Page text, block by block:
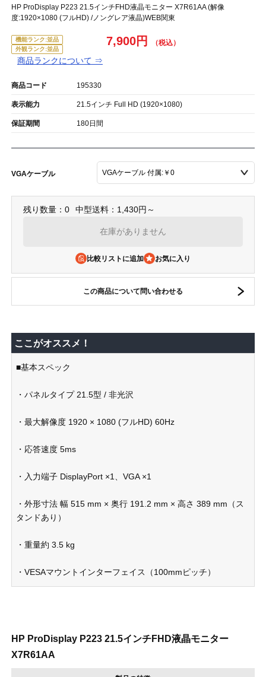
HP ProDisplay P223 21.5インチFHD液晶モニター X7R61AA (解像
度:1920×1080 (フルHD) /ノングレア液晶)WEB関東
機能ランク:並品
外観ランク:並品
商品ランクについて ⇒
7,900円
商品コード 195330
表示能力 21.5インチ Full HD (1920×1080)
保証期間 180日間
VGAケーブル
残り数量：0 中型送料：1,430円～
在庫がありません
比較リストに追加
この商品について問い合わせる
ここがオススメ！
■基本スペック
・パネルタイプ 21.5型 / 非光沢
・最大解像度 1920 × 1080 (フルHD) 60Hz
・応答速度 5ms
・入力端子 DisplayPort ×1、VGA ×1
・外形寸法 幅 515 mm × 奥行 191.2 mm × 高さ 389 mm（ス
タンドあり）
・重量約 3.5 kg
・VESAマウントインターフェイス（100mmピッチ）
HP ProDisplay P223 21.5インチFHD液晶モニター
X7R61AA